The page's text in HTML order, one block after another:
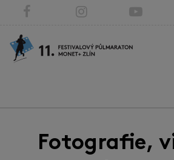
Fotografie,